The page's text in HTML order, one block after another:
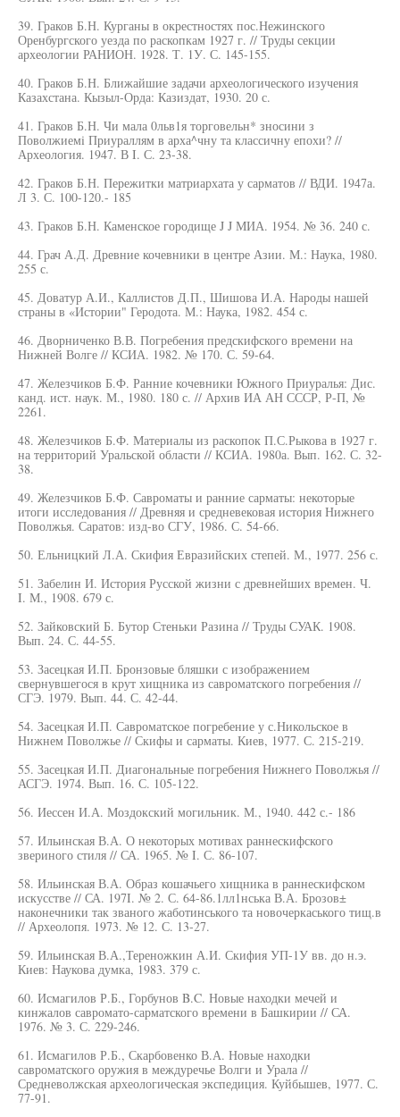
39. Граков Б.Н. Курганы в окрестностях пос.Нежинского
Оренбургского уезда по раскопкам 1927 г. // Труды секции
археологии РАНИОН. 1928. Т. 1У. С. 145-155.
40. Граков Б.Н. Ближайшие задачи археологического изучения
Казахстана. Кызыл-Орда: Казиздат, 1930. 20 с.
41. Граков Б.Н. Чи мала 0льв1я торговельн* зносини з
Поволжиемi Приураллям в арха^чну та классичну епохи? //
Археология. 1947. В I. С. 23-38.
42. Граков Б.Н. Пережитки матриархата у сарматов // ВДИ. 1947а.
Л 3. С. 100-120.- 185
43. Граков Б.Н. Каменское городище J J МИА. 1954. № 36. 240 с.
44. Грач А.Д. Древние кочевники в центре Азии. М.: Наука, 1980.
255 с.
45. Доватур А.И., Каллистов Д.П., Шишова И.А. Народы нашей
страны в «Истории" Геродота. М.: Наука, 1982. 454 с.
46. Дворниченко В.В. Погребения предскифского времени на
Нижней Волге // КСИА. 1982. № 170. С. 59-64.
47. Железчиков Б.Ф. Ранние кочевники Южного Приуралья: Дис.
канд. ист. наук. М., 1980. 180 с. // Архив ИА АН СССР, Р-П, №
2261.
48. Железчиков Б.Ф. Материалы из раскопок П.С.Рыкова в 1927 г.
на территорий Уральской области // КСИА. 1980а. Вып. 162. С. 32-
38.
49. Железчиков Б.Ф. Савроматы и ранние сарматы: некоторые
итоги исследования // Древняя и средневековая история Нижнего
Поволжья. Саратов: изд-во СГУ, 1986. С. 54-66.
50. Ельницкий Л.А. Скифия Евразийских степей. М., 1977. 256 с.
51. Забелин И. История Русской жизни с древнейших времен. Ч.
I. М., 1908. 679 с.
52. Зайковский Б. Бутор Стеньки Разина // Труды СУАК. 1908.
Вып. 24. С. 44-55.
53. Засецкая И.П. Бронзовые бляшки с изображением
свернувшегося в крут хищника из савроматского погребения //
СГЭ. 1979. Вып. 44. С. 42-44.
54. Засецкая И.П. Савроматское погребение у с.Никольское в
Нижнем Поволжье // Скифы и сарматы. Киев, 1977. С. 215-219.
55. Засецкая И.П. Диагональные погребения Нижнего Поволжья //
АСГЭ. 1974. Вып. 16. С. 105-122.
56. Иессен И.А. Моздокский могильник. М., 1940. 442 с.- 186
57. Ильинская В.А. О некоторых мотивах раннескифского
звериного стиля // СА. 1965. № I. С. 86-107.
58. Ильинская В.А. Образ кошачьего хищника в раннескифском
искусстве // СА. 197I. № 2. С. 64-86.1лл1нська В.А. Брозов±
наконечники так званого жаботинського та новочеркаського тищ.в
// Археолопя. 1973. № 12. С. 13-27.
59. Ильинская В.А.,Тереножкин А.И. Скифия УП-1У вв. до н.э.
Киев: Наукова думка, 1983. 379 с.
60. Исмагилов Р.Б., Горбунов B.C. Новые находки мечей и
кинжалов савромато-сарматского времени в Башкирии // СА.
1976. № 3. С. 229-246.
61. Исмагилов Р.Б., Скарбовенко В.А. Новые находки
савроматского оружия в междуречье Волги и Урала //
Средневолжская археологическая экспедиция. Куйбышев, 1977. С.
77-91.